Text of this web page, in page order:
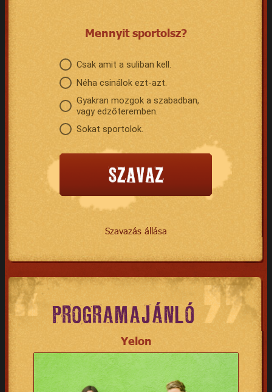
Mennyit sportolsz?
Csak amit a suliban kell.
Néha csinálok ezt-azt.
Gyakran mozgok a szabadban,
vagy edzőteremben.
Sokat sportolok.
Szavazás állása
PROGRAMAJÁNLÓ
Yelon